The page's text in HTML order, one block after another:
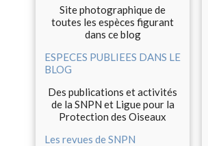
Site photographique de
toutes les espèces figurant
dans ce blog
ESPECES PUBLIEES DANS LE
BLOG
Des publications et activités
de la SNPN et Ligue pour la
Protection des Oiseaux
Les revues de SNPN